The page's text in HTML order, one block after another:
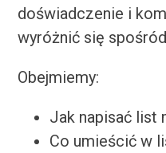
doświadczenie i
wyróżnić się
Obejmiemy:
Jak napisać list
Co umieścić w